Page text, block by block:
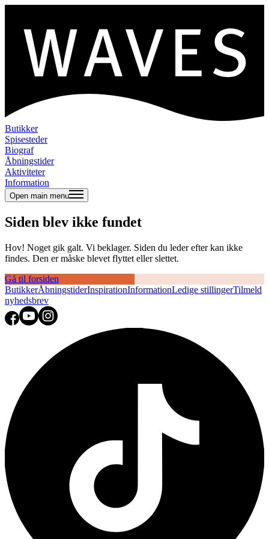
Butikker
Spisesteder
Biograf
Åbningstider
Aktiviteter
Information
Open main menu
Siden blev ikke fundet
Hov! Noget gik galt. Vi beklager. Siden du leder efter kan ikke
findes. Den er måske blevet flyttet eller slettet.
Gå til forsiden
ButikkerÅbningstiderInspirationInformationLedige stillingerTilmeld
nyhedsbrev